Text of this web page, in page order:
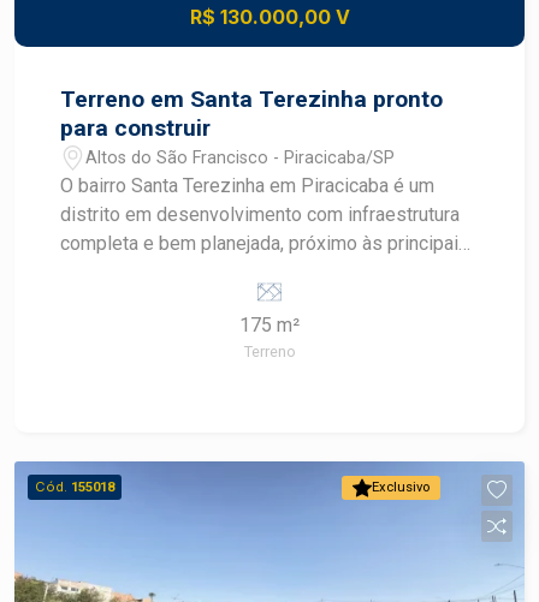
R$ 130.000,00 V
Terreno em Santa Terezinha pronto
para construir
Altos do São Francisco - Piracicaba/SP
O bairro Santa Terezinha em Piracicaba é um
distrito em desenvolvimento com infraestrutura
completa e bem planejada, próximo às principais
rodovias SP308 e SP304. A região conta com
comércio variado, transporte público, escolas,
supermercados e acesso facilitado tanto ao
construir Diferenciais: Melhor quadra do bairro
Vantagens estratégicas Localização: terreno em
constante de comércio e residências novas, boa
175 m²
Terreno
Exclusivo
Cód. 155018